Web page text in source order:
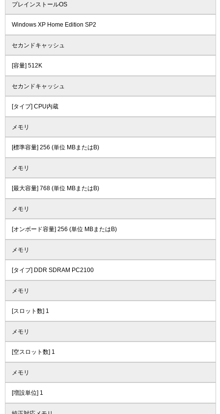
プレインストールOS
Windows XP Home Edition SP2
セカンドキャッシュ
[容量] 512K
セカンドキャッシュ
[タイプ] CPU内蔵
メモリ
[標準容量] 256 (単位 MBまたはB)
メモリ
[最大容量] 768 (単位 MBまたはB)
メモリ
[オンボード容量] 256 (単位 MBまたはB)
メモリ
[タイプ] DDR SDRAM PC2100
メモリ
[スロット数] 1
メモリ
[空スロット数] 1
メモリ
[増設単位] 1